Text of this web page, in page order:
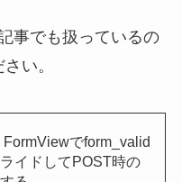
事でも扱っているの
い。
FormViewでform_valid
イドしてPOST時の